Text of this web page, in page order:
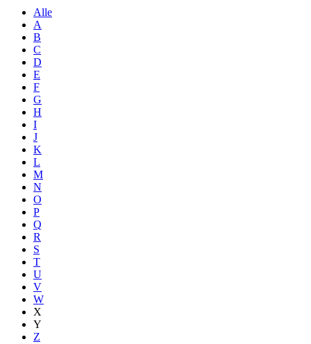
Alle
A
B
C
D
E
F
G
H
I
J
K
L
M
N
O
P
Q
R
S
T
U
V
W
X
Y
Z